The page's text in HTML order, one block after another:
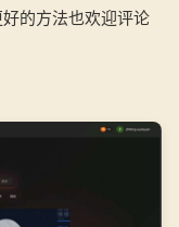
的方法也欢迎评论